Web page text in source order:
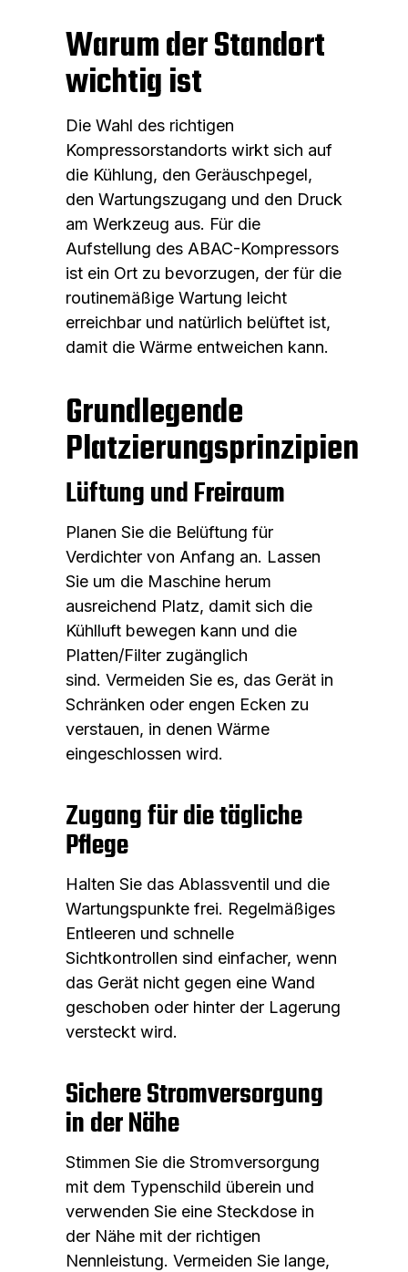
Warum der Standort
wichtig ist
Die Wahl des richtigen
Kompressorstandorts wirkt sich auf
die Kühlung, den Geräuschpegel,
den Wartungszugang und den Druck
am Werkzeug aus. Für die
Aufstellung des ABAC-Kompressors
ist ein Ort zu bevorzugen, der für die
routinemäßige Wartung leicht
erreichbar und natürlich belüftet ist,
damit die Wärme entweichen kann.
Grundlegende
Platzierungsprinzipien
Lüftung und Freiraum
Planen Sie die Belüftung für
Verdichter von Anfang an. Lassen
Sie um die Maschine herum
ausreichend Platz, damit sich die
Kühlluft bewegen kann und die
Platten/Filter zugänglich
sind. Vermeiden Sie es, das Gerät in
Schränken oder engen Ecken zu
verstauen, in denen Wärme
eingeschlossen wird.
Zugang für die tägliche
Pflege
Halten Sie das Ablassventil und die
Wartungspunkte frei. Regelmäßiges
Entleeren und schnelle
Sichtkontrollen sind einfacher, wenn
das Gerät nicht gegen eine Wand
geschoben oder hinter der Lagerung
versteckt wird.
Sichere Stromversorgung
in der Nähe
Stimmen Sie die Stromversorgung
mit dem Typenschild überein und
verwenden Sie eine Steckdose in
der Nähe mit der richtigen
Nennleistung. Vermeiden Sie lange,